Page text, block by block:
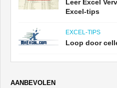
Leer Excel
Excel-tips
EXCEL-TIPS
Loop door
AANBEVOLEN